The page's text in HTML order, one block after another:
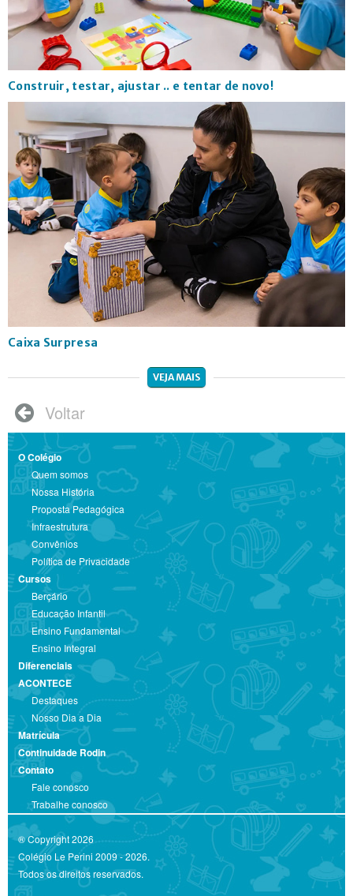
Construir, testar, ajustar .. e tentar de novo!
Caixa Surpresa
VEJA MAIS
 Voltar
O Colégio
Quem somos
Nossa História
Proposta Pedagógica
Infraestrutura
Convênios
Política de Privacidade
Cursos
Berçário
Educação Infantil
Ensino Fundamental
Ensino Integral
Diferenciais
ACONTECE
Destaques
Nosso Dia a Dia
Matrícula
Continuidade Rodin
Contato
Fale conosco
Trabalhe conosco
® Copyright 2026
Colégio Le Perini 2009 - 2026.
Todos os direitos reservados.